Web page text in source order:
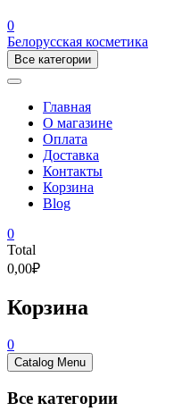
0
Белорусская косметика
Все категории
Главная
О магазине
Оплата
Доставка
Контакты
Корзина
Blog
0
Total
0,00₽
Корзина
0
Catalog Menu
Все категории